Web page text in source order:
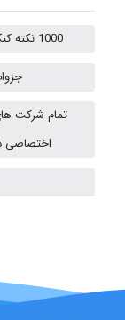
1000 نکته کنکوری + خلاصه جزوات ارشد بهداشت حرفه ای
تمام شرکت
اختصاصی